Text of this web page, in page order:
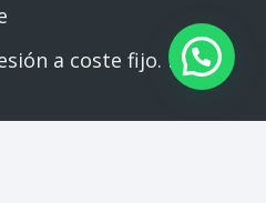
a coste fijo. Print